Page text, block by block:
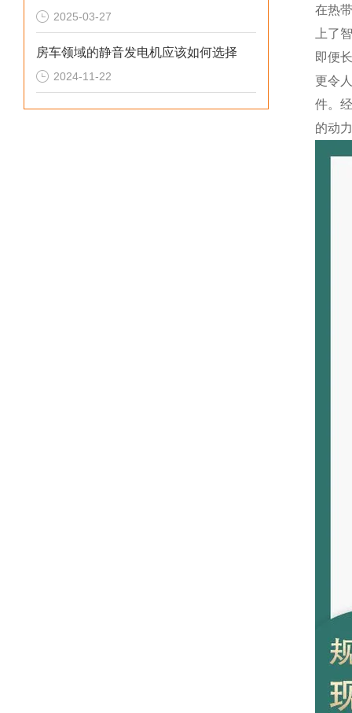
2025-03-27
房车领域的静音发电机应该如何选择
2024-11-22
在热
上了
即便
更令
件。
的动